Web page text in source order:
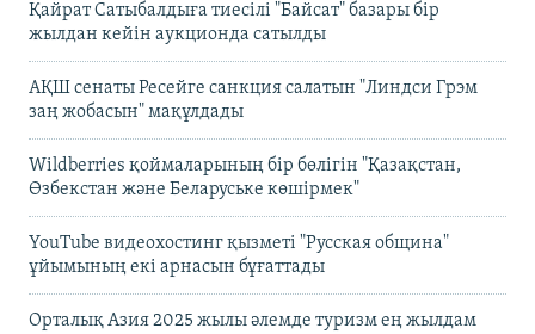
Қайрат Сатыбалдыға тиесілі "Байсат" базары бір
жылдан кейін аукционда сатылды
АҚШ сенаты Ресейге санкция салатын "Линдси Грэм
заң жобасын" мақұлдады
Wildberries қоймаларының бір бөлігін "Қазақстан,
Өзбекстан және Беларуське көшірмек"
YouTube видеохостинг қызметі "Русская община"
ұйымының екі арнасын бұғаттады
Орталық Азия 2025 жылы әлемде туризм ең жылдам